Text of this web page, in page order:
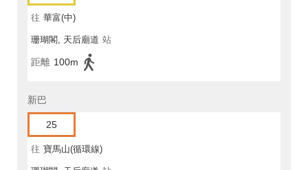
往 華富(中)
珊瑚閣, 天后廟道 站
距離 100m
新巴
25
往 寶馬山(循環線)